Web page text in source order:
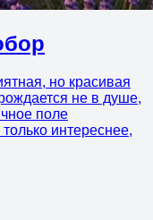
но красивая
не в душе,
поле
интереснее,